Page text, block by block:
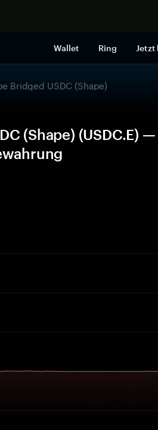
Wallet Ring Jetzt
Bridged USDC (Shape)
(Shape) (USDC.E)